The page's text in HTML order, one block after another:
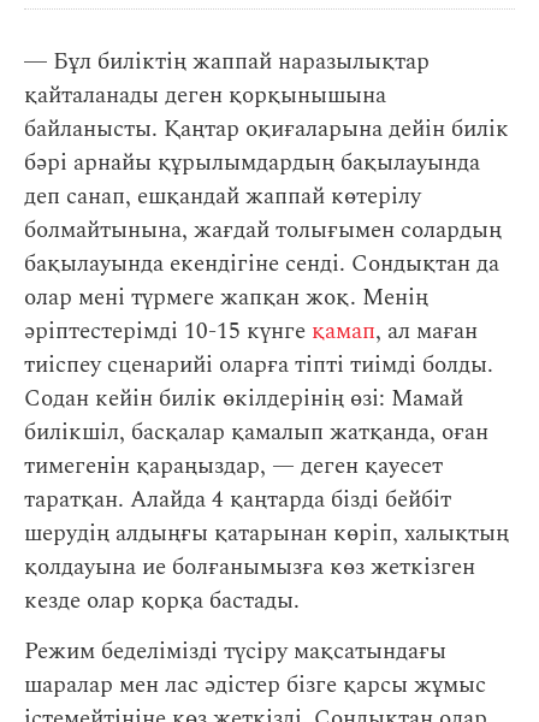
― Бұл биліктің жаппай наразылықтар
қайталанады деген қорқынышына
байланысты. Қаңтар оқиғаларына дейін билік
бәрі арнайы құрылымдардың бақылауында
деп санап, ешқандай жаппай көтерілу
болмайтынына, жағдай толығымен солардың
бақылауында екендігіне сенді. Сондықтан да
олар мені түрмеге жапқан жоқ. Менің
әріптестерімді 10-15 күнге қамап, ал маған
тиіспеу сценарийі оларға тіпті тиімді болды.
Содан кейін билік өкілдерінің өзі: Мамай
билікшіл, басқалар қамалып жатқанда, оған
тимегенін қараңыздар, — деген қауесет
таратқан. Алайда 4 қаңтарда бізді бейбіт
шерудің алдыңғы қатарынан көріп, халықтың
қолдауына ие болғанымызға көз жеткізген
кезде олар қорқа бастады.
Режим беделімізді түсіру мақсатындағы
шаралар мен лас әдістер бізге қарсы жұмыс